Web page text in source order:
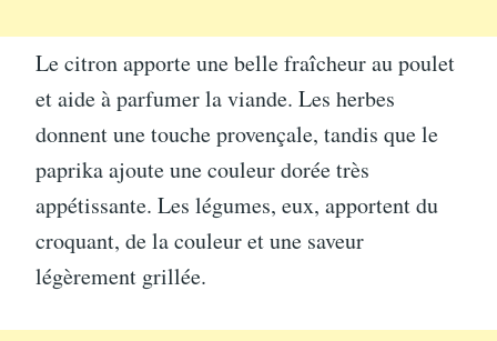
Le citron apporte une belle fraîcheur au poulet
et aide à parfumer la viande. Les herbes
donnent une touche provençale, tandis que le
paprika ajoute une couleur dorée très
appétissante. Les légumes, eux, apportent du
croquant, de la couleur et une saveur
légèrement grillée.